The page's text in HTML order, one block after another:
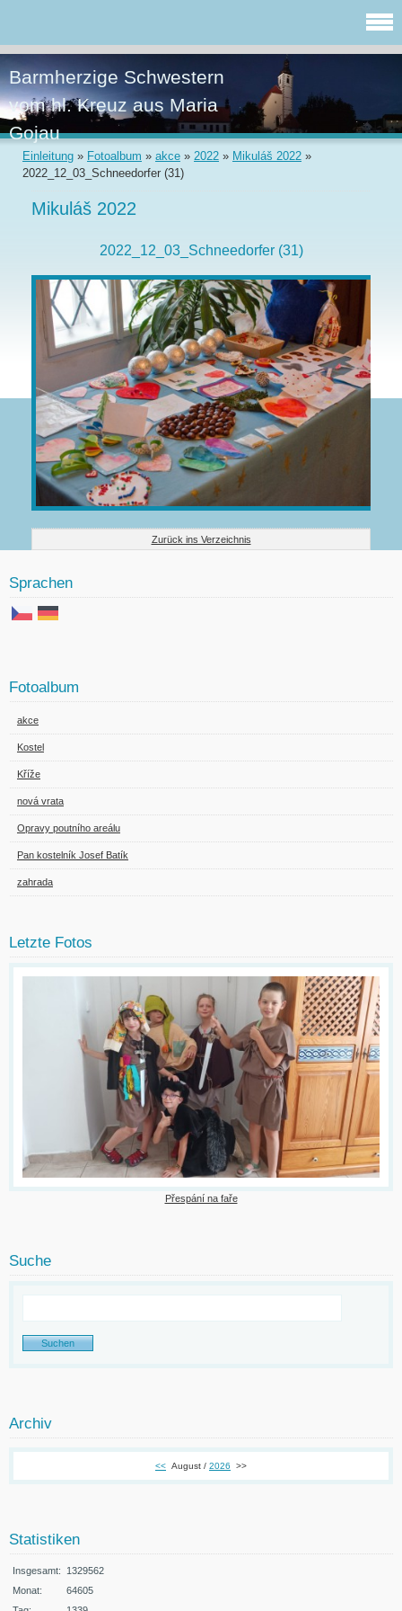
Barmherzige Schwestern
vom hl. Kreuz aus Maria
Gojau
Einleitung » Fotoalbum » akce » 2022 » Mikuláš 2022 »
2022_12_03_Schneedorfer (31)
Mikuláš 2022
2022_12_03_Schneedorfer (31)
Zurück ins Verzeichnis
Sprachen
Fotoalbum
akce
Kostel
Kříže
nová vrata
Opravy poutního areálu
Pan kostelník Josef Batík
zahrada
Letzte Fotos
Přespání na faře
Suche
Archiv
<< August / 2026 >>
Statistiken
Insgesamt: 1329562
Monat:
64605